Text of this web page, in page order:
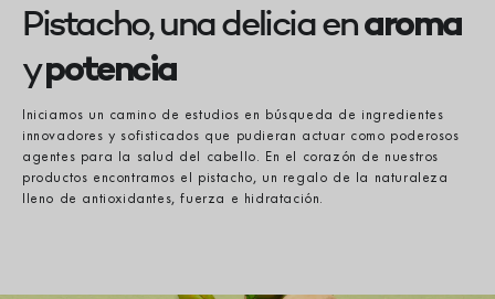
Pistacho, una delicia enaroma
ypotencia
Iniciamos un camino de estudios en búsqueda de ingredientes
innovadores y sofisticados que pudieran actuar como poderosos
agentes para la salud del cabello. En el corazón de nuestros
productos encontramos el pistacho, un regalo de la naturaleza
lleno de antioxidantes, fuerza e hidratación.